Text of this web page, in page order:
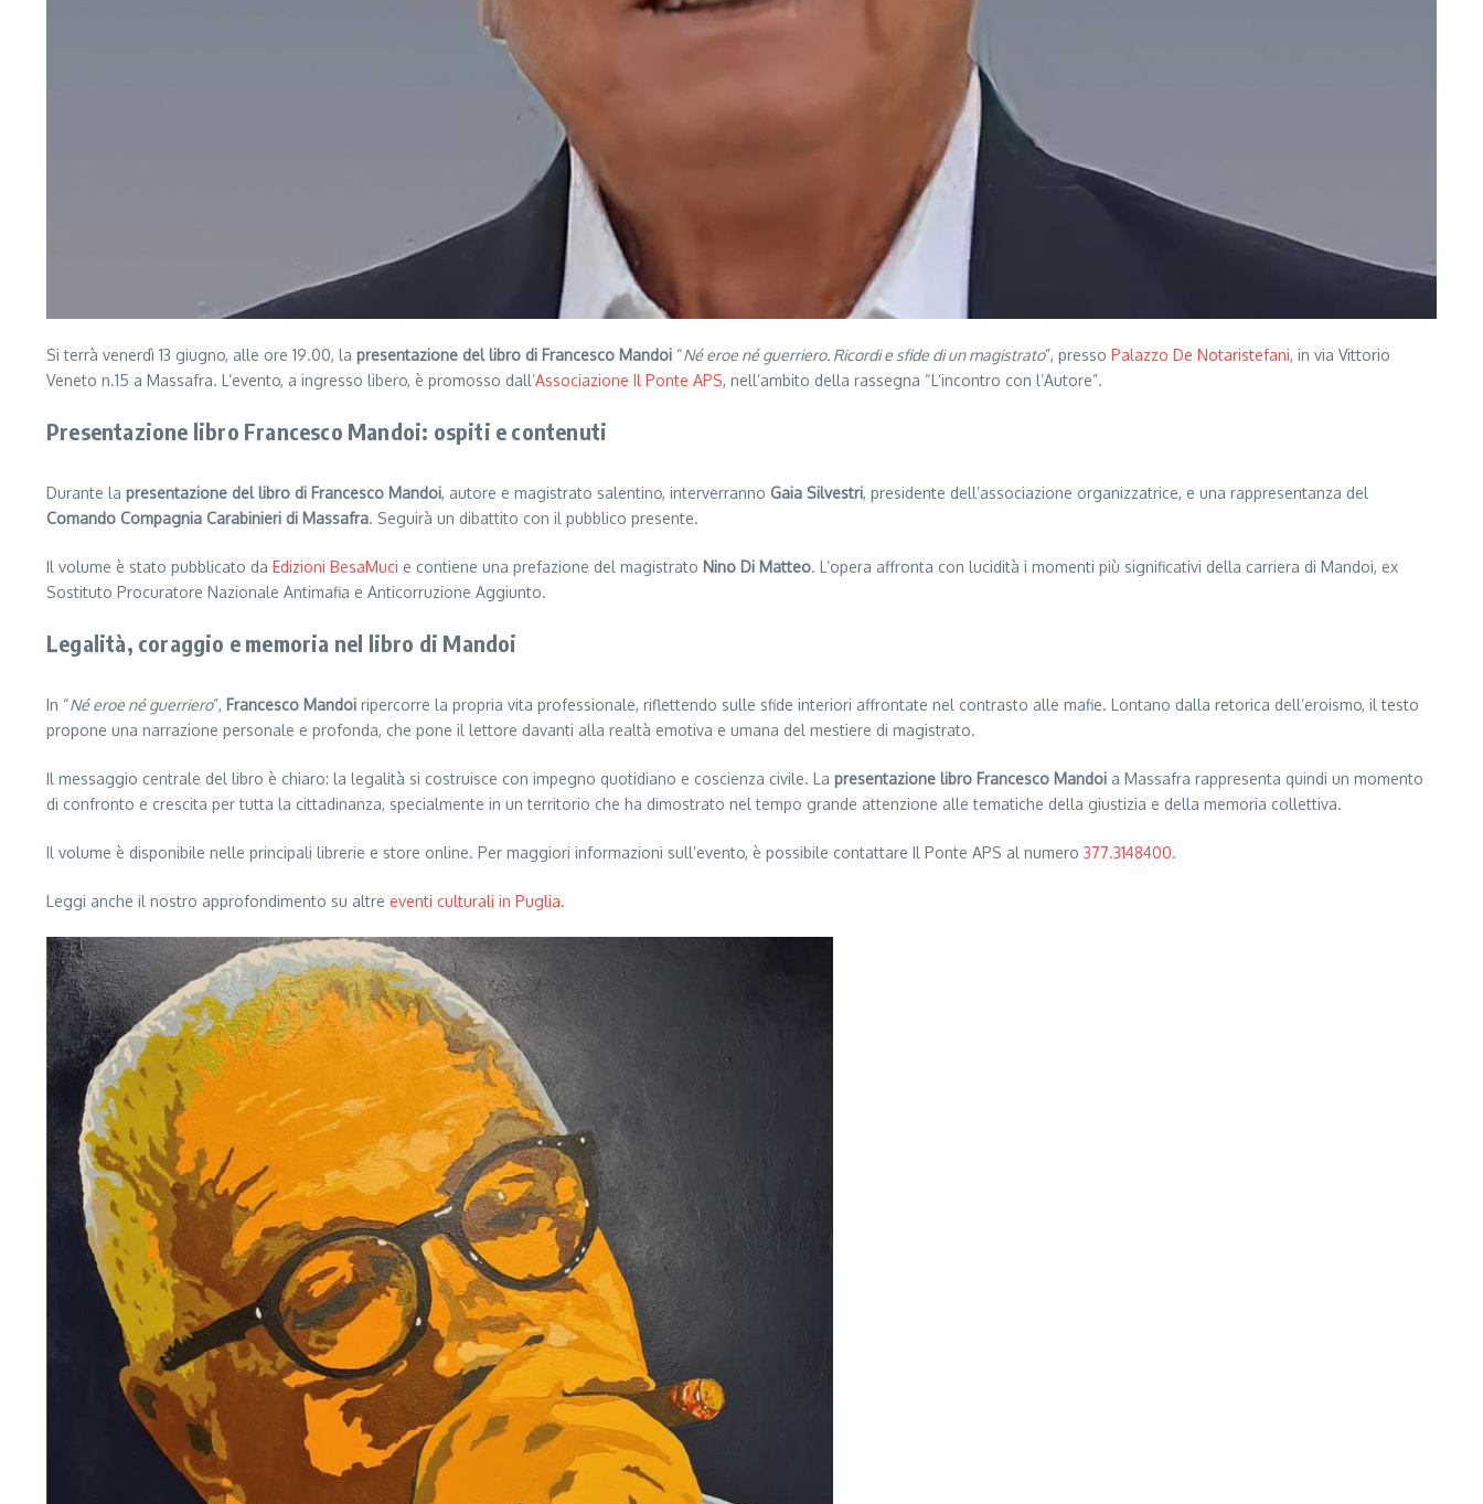
Si terrà venerdì 13 giugno, alle ore 19.00, la presentazione del libro di Francesco Mandoi “Né eroe né guerriero. Ricordi e sfide di un magistrato”, presso Palazzo De Notaristefani, in via Vittorio
Veneto n.15 a Massafra. L’evento, a ingresso libero, è promosso dall’Associazione Il Ponte APS, nell’ambito della rassegna “L’incontro con l’Autore”.
Presentazione libro Francesco Mandoi: ospiti e contenuti
Durante la presentazione del libro di Francesco Mandoi, autore e magistrato salentino, interverranno Gaia Silvestri, presidente dell’associazione organizzatrice, e una rappresentanza del
Comando Compagnia Carabinieri di Massafra. Seguirà un dibattito con il pubblico presente.
Il volume è stato pubblicato da Edizioni BesaMuci e contiene una prefazione del magistrato Nino Di Matteo. L’opera affronta con lucidità i momenti più significativi della carriera di Mandoi, ex
Sostituto Procuratore Nazionale Antimafia e Anticorruzione Aggiunto.
Legalità, coraggio e memoria nel libro di Mandoi
In “Né eroe né guerriero”, Francesco Mandoi ripercorre la propria vita professionale, riflettendo sulle sfide interiori affrontate nel contrasto alle mafie. Lontano dalla retorica dell’eroismo, il testo
propone una narrazione personale e profonda, che pone il lettore davanti alla realtà emotiva e umana del mestiere di magistrato.
Il messaggio centrale del libro è chiaro: la legalità si costruisce con impegno quotidiano e coscienza civile. La presentazione libro Francesco Mandoi a Massafra rappresenta quindi un momento
di confronto e crescita per tutta la cittadinanza, specialmente in un territorio che ha dimostrato nel tempo grande attenzione alle tematiche della giustizia e della memoria collettiva.
Il volume è disponibile nelle principali librerie e store online. Per maggiori informazioni sull’evento, è possibile contattare Il Ponte APS al numero 377.3148400.
Leggi anche il nostro approfondimento su altre eventi culturali in Puglia.